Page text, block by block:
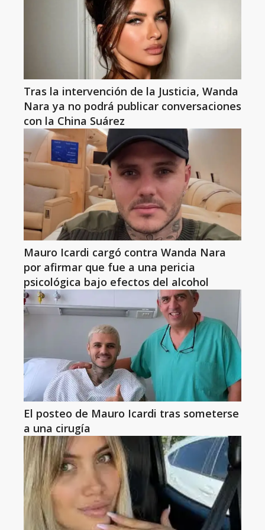
Tras la intervención de la Justicia, Wanda
Nara ya no podrá publicar conversaciones
con la China Suárez
Mauro Icardi cargó contra Wanda Nara
por afirmar que fue a una pericia
psicológica bajo efectos del alcohol
El posteo de Mauro Icardi tras someterse
a una cirugía